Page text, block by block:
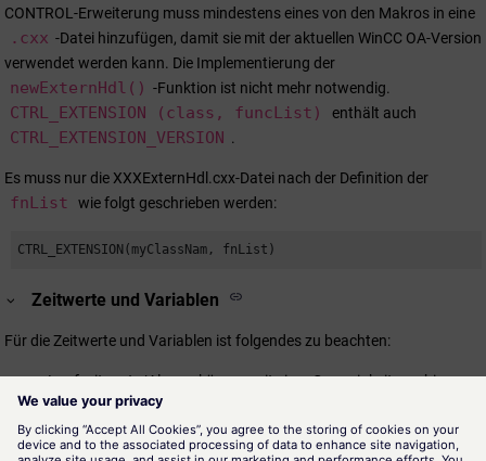
CONTROL-Erweiterung muss mindestens eines von den Makros in eine
.cxx -Datei hinzufügen, damit sie mit der aktuellen WinCC OA-Version
verwendet werden kann. Die Implementierung der
newExternHdl() -Funktion ist nicht mehr notwendig.
CTRL_EXTENSION (class, funcList) enthält auch
CTRL_EXTENSION_VERSION .
Es muss nur die XXXExternHdl.cxx-Datei nach der Definition der
fnList wie folgt geschrieben werden:
CTRL_EXTENSION(myClassNam, fnList)
Zeitwerte und Variablen
Für die Zeitwerte und Variablen ist folgendes zu beachten:
Laufzeitwerte/Alarme können mit einer Genauigkeit von bis zu
Nanosekunden erstellt werden.
Historische Datenbanken behalten die korrekte Reihenfolge bei,
speichern aber nur bis zu Millisekunden, d.h. sie verwerfen die